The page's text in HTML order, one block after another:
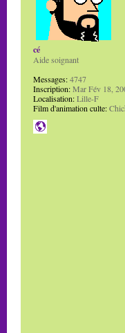
cé
Aide soignant
Messages:4747
Inscription:Mar Fév 18,
Localisation:Lille-F
Film d'animation culte: